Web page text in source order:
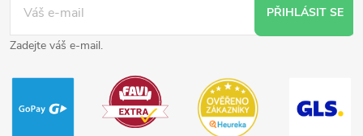
PŘIHLÁSIT SE
Zadejte váš e-mail.